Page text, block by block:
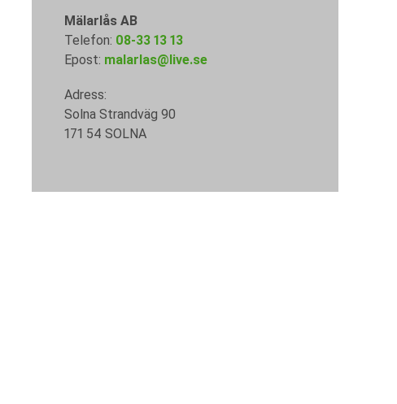
Mälarlås AB
Telefon: 08-33 13 13
Epost: malarlas@live.se
Adress:
Solna Strandväg 90
171 54 SOLNA